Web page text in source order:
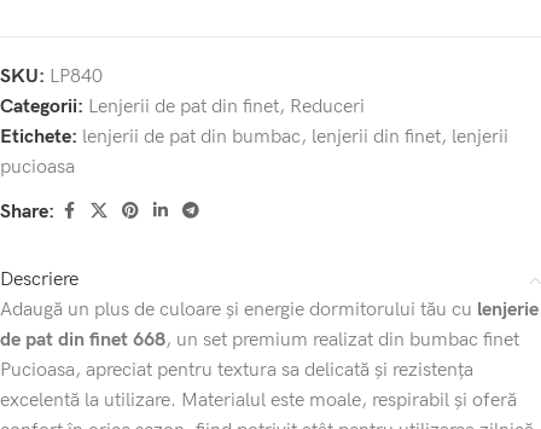
SKU: LP840
Categorii: Lenjerii de pat din finet, Reduceri
Etichete: lenjerii de pat din bumbac, lenjerii din finet, lenjerii
pucioasa
Share:
Descriere
Adaugă un plus de culoare și energie dormitorului tău cu lenjerie
de pat din finet 668, un set premium realizat din bumbac finet
Pucioasa, apreciat pentru textura sa delicată și rezistența
excelentă la utilizare. Materialul este moale, respirabil și oferă